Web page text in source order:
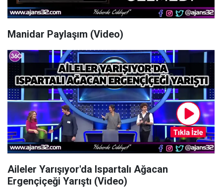
Manidar Paylaşım (Video)
Aileler Yarışıyor'da Ispartalı Ağacan
Ergençiçeği Yarıştı (Video)